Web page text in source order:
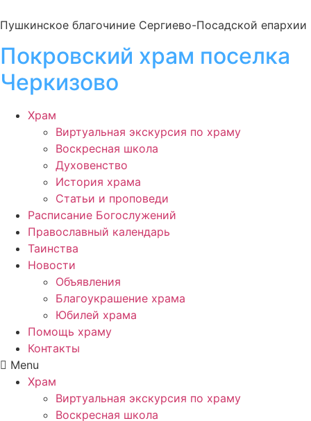
Пушкинское благочиние Сергиево-Посадской епархии
Покровский храм поселка
Черкизово
Храм
Виртуальная экскурсия по храму
Воскресная школа
Духовенство
История храма
Статьи и проповеди
Расписание Богослужений
Православный календарь
Таинства
Новости
Объявления
Благоукрашение храма
Юбилей храма
Помощь храму
Контакты
Menu
Храм
Виртуальная экскурсия по храму
Воскресная школа